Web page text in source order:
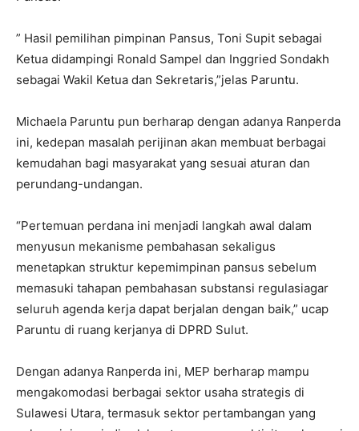
” Hasil pemilihan pimpinan Pansus, Toni Supit sebagai
Ketua didampingi Ronald Sampel dan Inggried Sondakh
sebagai Wakil Ketua dan Sekretaris,”jelas Paruntu.
Michaela Paruntu pun berharap dengan adanya Ranperda
ini, kedepan masalah perijinan akan membuat berbagai
kemudahan bagi masyarakat yang sesuai aturan dan
perundang-undangan.
“Pertemuan perdana ini menjadi langkah awal dalam
menyusun mekanisme pembahasan sekaligus
menetapkan struktur kepemimpinan pansus sebelum
memasuki tahapan pembahasan substansi regulasiagar
seluruh agenda kerja dapat berjalan dengan baik,” ucap
Paruntu di ruang kerjanya di DPRD Sulut.
Dengan adanya Ranperda ini, MEP berharap mampu
mengakomodasi berbagai sektor usaha strategis di
Sulawesi Utara, termasuk sektor pertambangan yang